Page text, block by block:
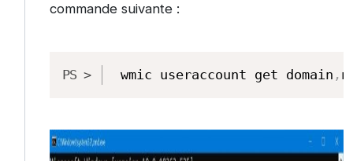
commande suivante :
wmic useraccount get domain ,
Copy